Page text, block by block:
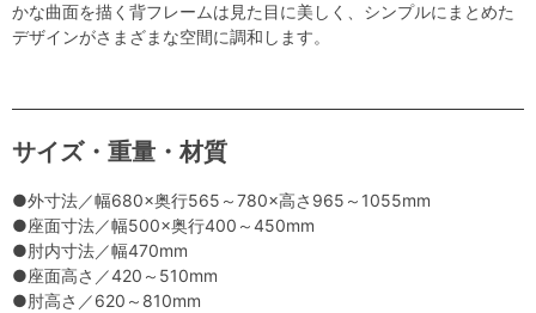
かな曲面を描く背フレームは見た目に美しく、シンプルにまとめた
デザインがさまざまな空間に調和します。
サイズ・重量・材質
●外寸法／幅680×奥行565～780×高さ965～1055mm
●座面寸法／幅500×奥行400～450mm
●肘内寸法／幅470mm
●座面高さ／420～510mm
●肘高さ／620～810mm